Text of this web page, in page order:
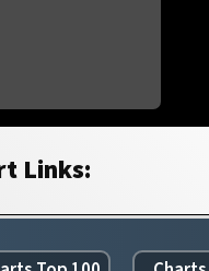
Links: